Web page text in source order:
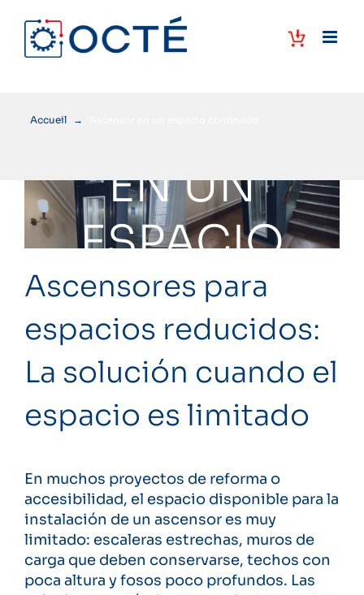
content
Accueil →
ASCENSOR
EN UN
ESPACIO
CONFINADO
Ascensores para
espacios reducidos:
La solución cuando el
espacio es limitado
En muchos proyectos de reforma o
accesibilidad, el espacio disponible para la
instalación de un ascensor es muy
limitado: escaleras estrechas, muros de
carga que deben conservarse, techos con
poca altura y fosos poco profundos. Las